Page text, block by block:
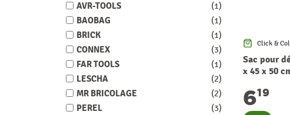
AVR-TOOLS 1
BAOBAG 1
BRICK 1
CONNEX 3
FAR TOOLS 1
LESCHA 2
MR BRICOLAGE 2
PEREL 3
Click &
Sac pour
x 45 x 50
619